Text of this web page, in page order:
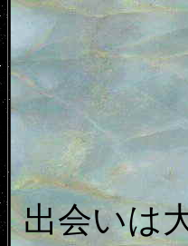
出会いは